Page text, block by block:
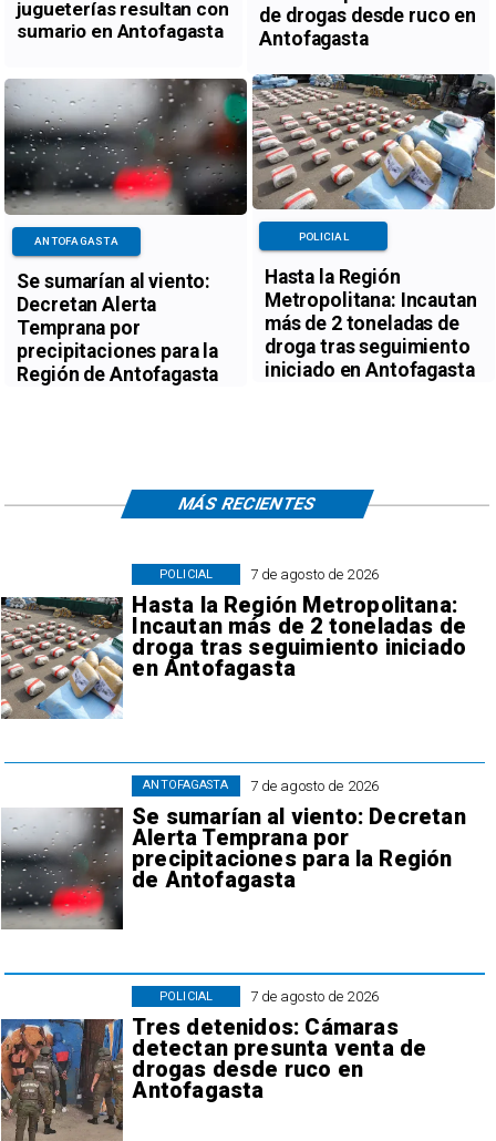
jugueterías resultan con
sumario en Antofagasta
de drogas desde ruco en
Antofagasta
Se sumarían al viento:
Decretan Alerta
Temprana por
precipitaciones para la
Región de Antofagasta
ANTOFAGASTA
Hasta la Región
Metropolitana: Incautan
más de 2 toneladas de
droga tras seguimiento
iniciado en Antofagasta
POLICIAL
7 de agosto de 2026
Hasta la Región Metropolitana:
Incautan más de 2 toneladas de
droga tras seguimiento iniciado
en Antofagasta
POLICIAL
7 de agosto de 2026
Se sumarían al viento: Decretan
Alerta Temprana por
precipitaciones para la Región
de Antofagasta
ANTOFAGASTA
7 de agosto de 2026
Tres detenidos: Cámaras
detectan presunta venta de
drogas desde ruco en
Antofagasta
POLICIAL
MÁS RECIENTES